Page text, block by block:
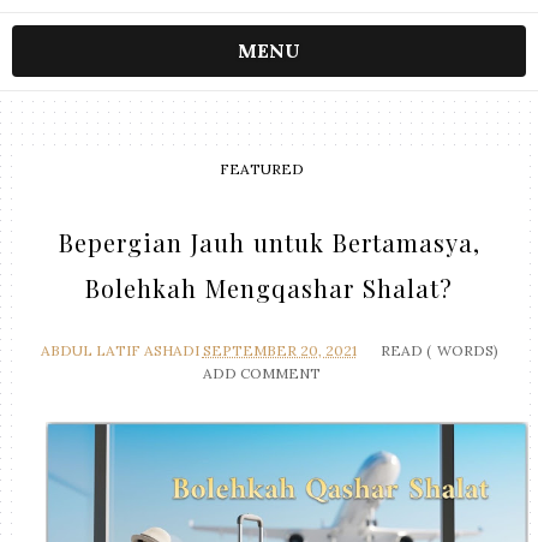
MENU
FEATURED
Bepergian Jauh untuk Bertamasya,
Bolehkah Mengqashar Shalat?
ABDUL LATIF ASHADI SEPTEMBER 20, 2021 READ ( WORDS)
ADD COMMENT